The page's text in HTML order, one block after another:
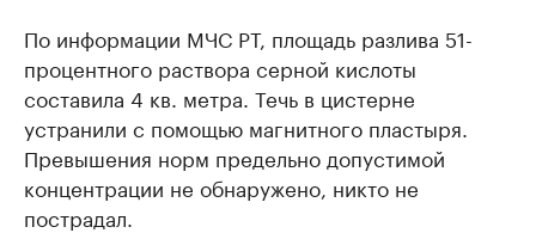
По информации МЧС РТ, площадь разлива 51-
процентного раствора серной кислоты
составила 4 кв. метра. Течь в цистерне
устранили с помощью магнитного пластыря.
Превышения норм предельно допустимой
концентрации не обнаружено, никто не
пострадал.